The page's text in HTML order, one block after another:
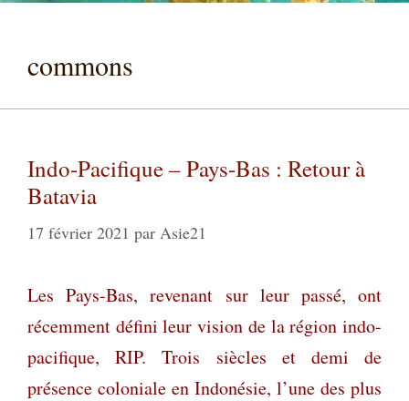
commons
Indo-Pacifique – Pays-Bas : Retour à
Batavia
17 février 2021 par Asie21
Les Pays-Bas, revenant sur leur passé, ont
récemment défini leur vision de la région indo-
pacifique, RIP. Trois siècles et demi de
présence coloniale en Indonésie, l’une des plus